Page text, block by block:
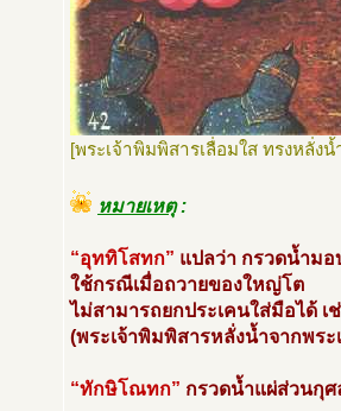
[พระเจ้าพิมพิสารเลื่อมใส ทรงหลั่ง
หมายเหตุ:
“อุททิโสทก” แปลว่า กรวดน้ำมอ
ใช้กรณีเมื่อถวายของใหญ่โต
ไม่สามารถยกประเคนใส่มือได้
(พระเจ้าพิมพิสารหลั่งน้ำจากพร
“ทักษิโณทก” กรวดน้ำแผ่ส่วนกุ